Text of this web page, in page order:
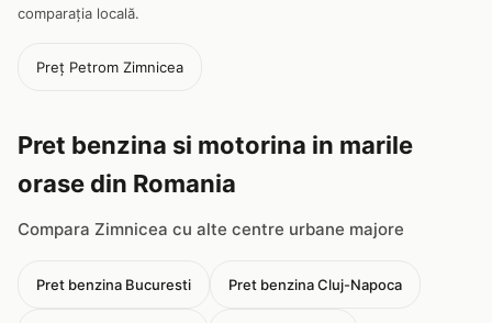
comparația locală.
Preț Petrom Zimnicea
Pret benzina si motorina in marile
orase din Romania
Compara Zimnicea cu alte centre urbane majore
Pret benzina Bucuresti Pret benzina Cluj-Napoca